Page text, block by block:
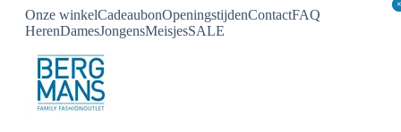
Onze winkelCadeaubonOpeningstijdenContactFAQ
HerenDamesJongensMeisjesSALE
×
×